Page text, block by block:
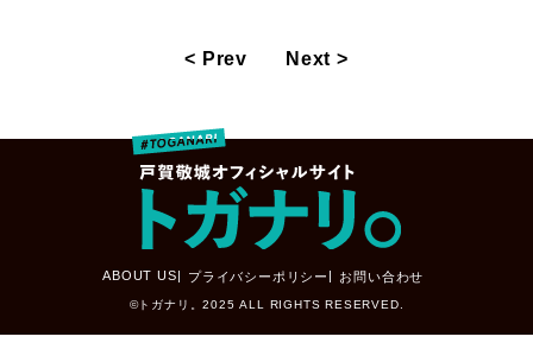
< Prev Next >
ABOUT US プライバシーポリシー お問い合わせ
©トガナリ。2025 ALL RIGHTS RESERVED.